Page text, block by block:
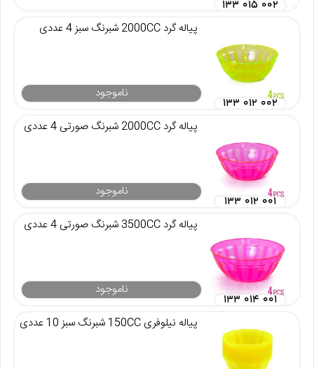
۱۳۳ ۰۱۵ ۰۰۲
پیاله گرد 2000CC شبرنگ سبز 4 عددی
ناموجود
۱۳۳ ۰۱۲ ۰۰۲
پیاله گرد 2000CC شبرنگ صورتی 4 عددی
ناموجود
۱۳۳ ۰۱۲ ۰۰۱
پیاله گرد 3500CC شبرنگ صورتی 4 عددی
ناموجود
۱۳۳ ۰۱۴ ۰۰۱
پیاله نیلوفری 150CC شبرنگ سبز 10 عددی